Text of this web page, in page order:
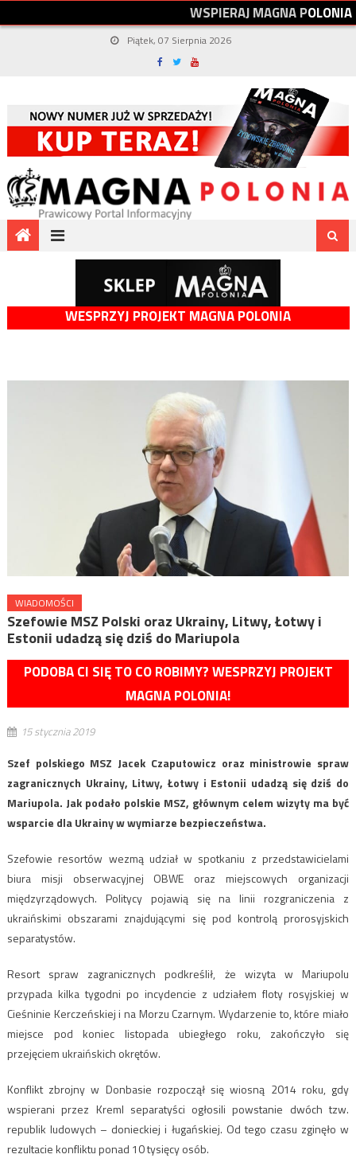
WSPIERAJMAGNAPOLONIA
Piątek, 07 Sierpnia 2026
WESPRZYJ PROJEKT MAGNA POLONIA
WIADOMOŚCI
Szefowie MSZ Polski oraz Ukrainy, Litwy, Łotwy i
Estonii udadzą się dziś do Mariupola
PODOBA CI SIĘ TO CO ROBIMY? WESPRZYJ PROJEKT
MAGNA POLONIA!
15 stycznia 2019
Szef polskiego MSZ Jacek Czaputowicz oraz ministrowie spraw
zagranicznych Ukrainy, Litwy, Łotwy i Estonii udadzą się dziś do
Mariupola. Jak podało polskie MSZ, głównym celem wizyty ma być
wsparcie dla Ukrainy w wymiarze bezpieczeństwa.
Szefowie resortów wezmą udział w spotkaniu z przedstawicielami
biura misji obserwacyjnej OBWE oraz miejscowych organizacji
międzyrządowych. Politycy pojawią się na linii rozgraniczenia z
ukraińskimi obszarami znajdującymi się pod kontrolą prorosyjskich
separatystów.
Resort spraw zagranicznych podkreślił, że wizyta w Mariupolu
przypada kilka tygodni po incydencie z udziałem floty rosyjskiej w
Cieśninie Kerczeńskiej i na Morzu Czarnym. Wydarzenie to, które miało
miejsce pod koniec listopada ubiegłego roku, zakończyło się
przejęciem ukraińskich okrętów.
Konflikt zbrojny w Donbasie rozpoczął się wiosną 2014 roku, gdy
wspierani przez Kreml separatyści ogłosili powstanie dwóch tzw.
republik ludowych – donieckiej i ługańskiej. Od tego czasu zginęło w
rezultacie konfliktu ponad 10 tysięcy osób.